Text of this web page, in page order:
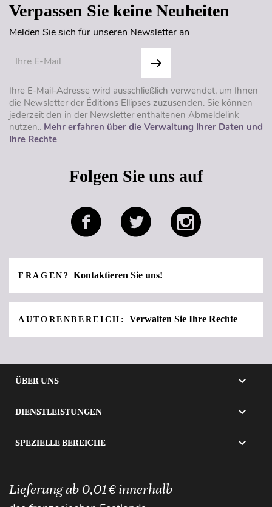
Verpassen Sie keine Neuheiten
Melden Sie sich für unseren Newsletter an
Ihre E-Mail-Adresse wird ausschließlich verwendet, um Ihnen
die Newsletter der Éditions Ellipses zuzusenden. Sie können
jederzeit den in der Newsletter enthaltenen Abmeldelink
nutzen.. Mehr erfahren über die Verwaltung Ihrer Daten und
Ihre Rechte
Folgen Sie uns auf
FRAGEN? Kontaktieren Sie uns!
AUTORENBEREICH: Verwalten Sie Ihre Rechte
ÜBER UNS 
DIENSTLEISTUNGEN 
SPEZIELLE BEREICHE 
Lieferung ab 0,01 € innerhalb